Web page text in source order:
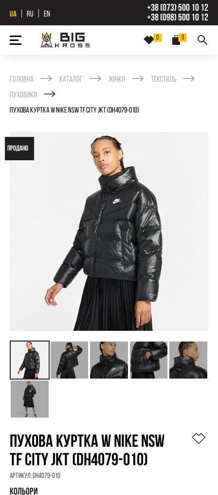
UA RU EN
+38 (073) 500 10 12
+38 (098) 500 10 12
0
0
Головна Каталог Жінки
Текстиль
Пуховики
ПУХОВА КУРТКА W NIKE NSW TF CITY JKT (DH4079-010)
ПРОДАНО
ПУХОВА КУРТКА W NIKE NSW
TF CITY JKT (DH4079-010)
Артикул:DH4079-010